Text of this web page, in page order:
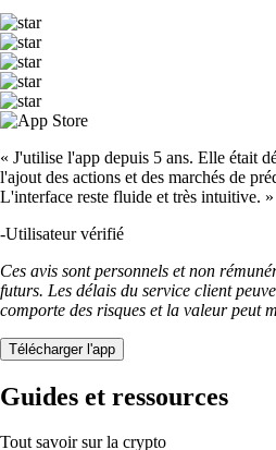
« J'utilise l'app depuis 5 ans. Elle était
l'ajout des actions et des marchés de
L'interface reste fluide et très intuitive. »
-Utilisateur vérifié
Ces avis sont personnels et non
futurs. Les délais du service client
comporte des risques et la valeur peut
Télécharger l'app
Guides et ressources
Tout savoir sur la crypto